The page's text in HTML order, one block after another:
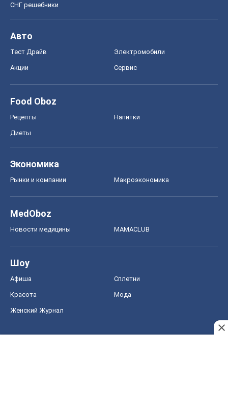
СНГ решебники
Авто
Тест Драйв Электромобили
Акции Сервис
Food Oboz
Рецепты Напитки
Диеты
Экономика
Рынки и компании Mакроэкономика
MedOboz
Новости медицины MAMACLUB
Шоу
Афиша Сплетни
Красота Мода
Женский Журнал